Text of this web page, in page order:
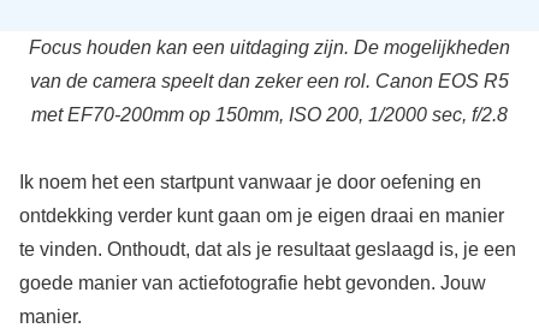
Focus houden kan een uitdaging zijn. De mogelijkheden
van de camera speelt dan zeker een rol. Canon EOS R5
met EF70-200mm op 150mm, ISO 200, 1/2000 sec, f/2.8
Ik noem het een startpunt vanwaar je door oefening en
ontdekking verder kunt gaan om je eigen draai en manier
te vinden. Onthoudt, dat als je resultaat geslaagd is, je een
goede manier van actiefotografie hebt gevonden. Jouw
manier.